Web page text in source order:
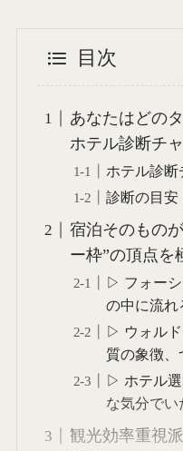
目次
あなたはどの
ホテル診断チ
ホテル診断
診断の目安
宿泊そのもの
ー枠”の頂点を
▷ フォー
の中に流れ
▷ ウォル
質の象徴、
▷ ホテル
な気分でい
観光効率重視